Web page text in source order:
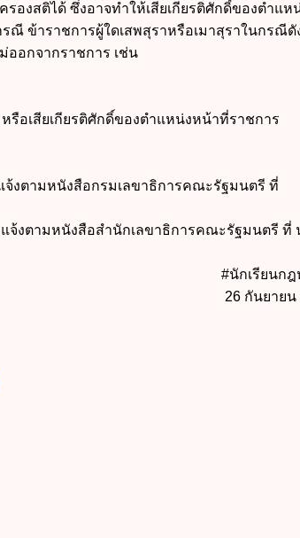
องสติได้ ซึ่งอาจทำให้เสียเกียรติศักดิ์ของตำแห
ข้าราชการผู้ใดเสพสุราหรือเมาสุราในกรณีดั
อกจากราชการ เช่น
รือเสียเกียรติศักดิ์ของตำแหน่งหน้าที่ราชการ
งตามหนังสือกรมเลขาธิการคณะรัฐมนตรี ที่
งตามหนังสือสำนักเลขาธิการคณะรัฐมนตรี ที่
#นักเรียนก
26 กันยายน